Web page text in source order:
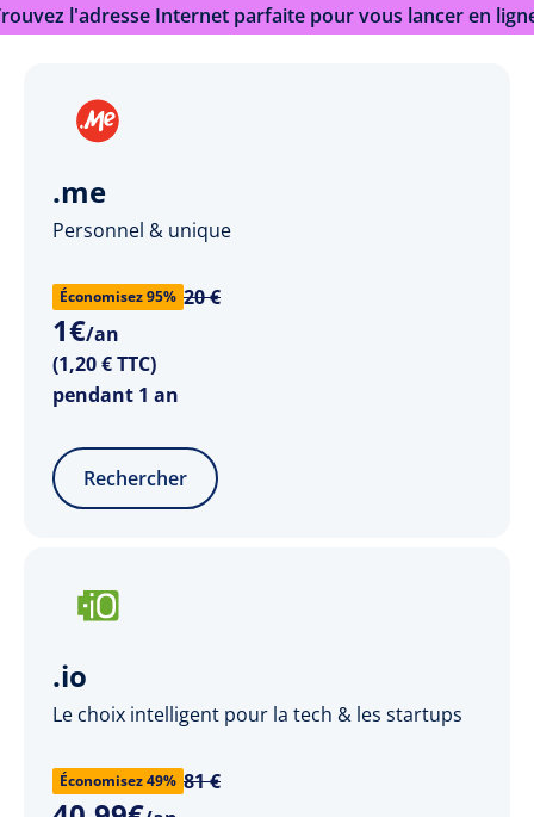
l'adresse Internet parfaite pour vous lancer en
.me
Personnel & unique
Économisez 95% 20 €
1€/an
(1,20 € TTC)
pendant 1 an
Rechercher
.io
Le choix intelligent pour la tech & les startups
Économisez 49% 81 €